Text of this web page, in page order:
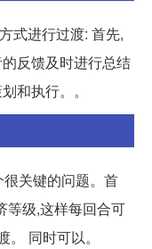
式进行过渡: 首先,
反馈及时进行总结
和执行。。
关键的问题。首
等级,这样每回合可
同时可以。